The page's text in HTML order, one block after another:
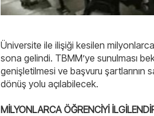
Üniversite ile ilişiği kesilen
sona gelindi. TBMM’ye sunulması
genişletilmesi ve başvuru
dönüş yolu açılabilecek.
MİLYONLARCA ÖĞRENCİYİ